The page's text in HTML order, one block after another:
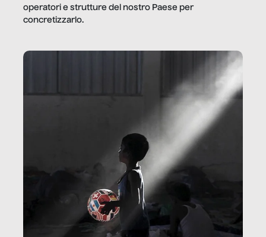
operatori e strutture del nostro Paese per
concretizzarlo.